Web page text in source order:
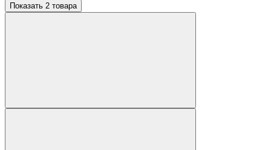
Показать 2 товара